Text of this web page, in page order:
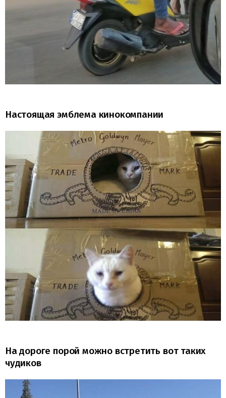
Настоящая эмблема кинокомпании
На дороге порой можно встретить вот таких
чудиков